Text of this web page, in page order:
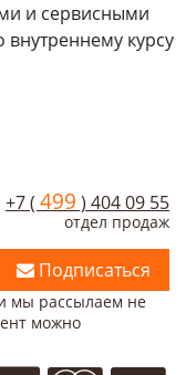
и сервисными
курсу
+7 ( 499 ) 404 09 55
отдел продаж
Подписаться
мы рассылаем не
можно